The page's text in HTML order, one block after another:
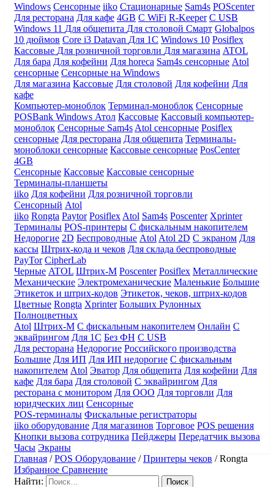
Windows Сенсорные iiko Стационарные Sam4s POScenter
Для ресторана Для кафе 4GB С WiFi R-Keeper С USB
Windows 11 Для общепита Для столовой Смарт Globalpos
10 дюймов Core i3 Datavan Для 1С Windows 10 Posiflex
Кассовые Для розничной торговли Для магазина ATOL
Для бара Для кофейни Для horeca Sam4s сенсорные Atol
сенсорные Сенсорные на Windows
Для магазина Кассовые Для столовой Для кофейни Для
кафе
Компьютер-моноблок Терминал-моноблок Сенсорные
POSBank Windows Атол Кассовые Кассовый компьютер-
моноблок Сенсорные Sam4s Atol сенсорные Posiflex
сенсорные Для ресторана Для общепита Терминалы-
моноблоки сенсорные Кассовые сенсорные PosCenter
4GB
Сенсорные Кассовые Кассовые сенсорные
Терминалы-планшеты
iiko Для кофейни Для розничной торговли
Сенсорный Atol
iiko Rongta Paytor Posiflex Atol Sam4s Poscenter Xprinter
Терминалы POS-принтеры С фискальным накопителем
Недорогие 2D Беспроводные Atol Atol 2D С экраном Для
кассы Штрих-кода и чеков Для склада беспроводные
PayTor CipherLab
Черные ATOL Штрих-М Poscenter Posiflex Металлические
Механические Электромеханические Маленькие Большие
Этикеток и штрих-кодов Этикеток, чеков, штрих-кодов
Цветные Rongta Xprinter Больших Рулонных
Полноцветных
Atol Штрих-М С фискальным накопителем Онлайн С
эквайрингом Для 1С Без ФН С USB
Для ресторана Недорогие Российского производства
Большие Для ИП Для ИП недорогие С фискальным
накопителем Atol Эватор Для общепита Для кофейни Для
кафе Для бара Для столовой С эквайрингом Для
ресторана с монитором Для ООО Для торговли Для
юридческих лиц Сенсорные
POS-терминалы Фискальные регистраторы
iiko оборудование Для магазинов Торговое POS решения
Кнопки вызова сотрудника Пейджеры Передатчик вызова
Часы Экраны
Главная /POS Оборудование /Принтеры чеков /Rongta
Избранное Сравнение
Найти: